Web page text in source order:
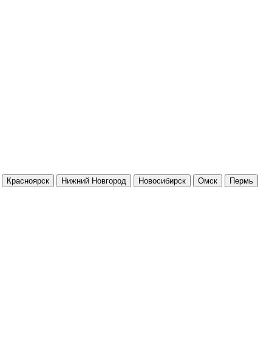
Красноярск Нижний Новгород Новосибирск Омск
Пермь